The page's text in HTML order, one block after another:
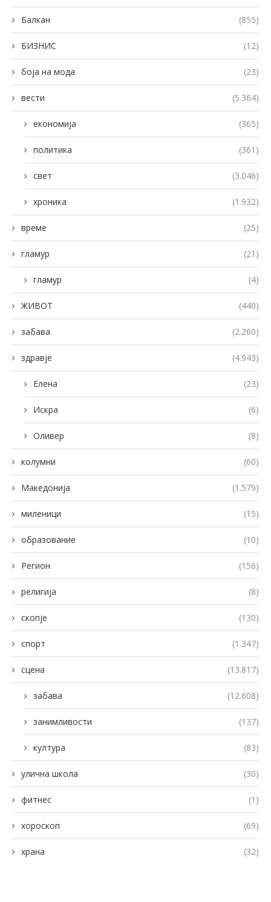
Балкан (855)
БИЗНИС (12)
боја на мода (23)
вести (5.364)
економија (365)
политика (361)
свет (3.046)
хроника (1.932)
време (25)
гламур (21)
гламур (4)
ЖИВОТ (440)
забава (2.260)
здравје (4.943)
Елена (23)
Искра (6)
Оливер (8)
колумни (60)
Македонија (1.579)
миленици (15)
образование (10)
Регион (156)
религија (8)
скопје (130)
спорт (1.347)
сцена (13.817)
забава (12.608)
занимливости (137)
култура (83)
улична школа (30)
фитнес (1)
хороскоп (69)
храна (32)